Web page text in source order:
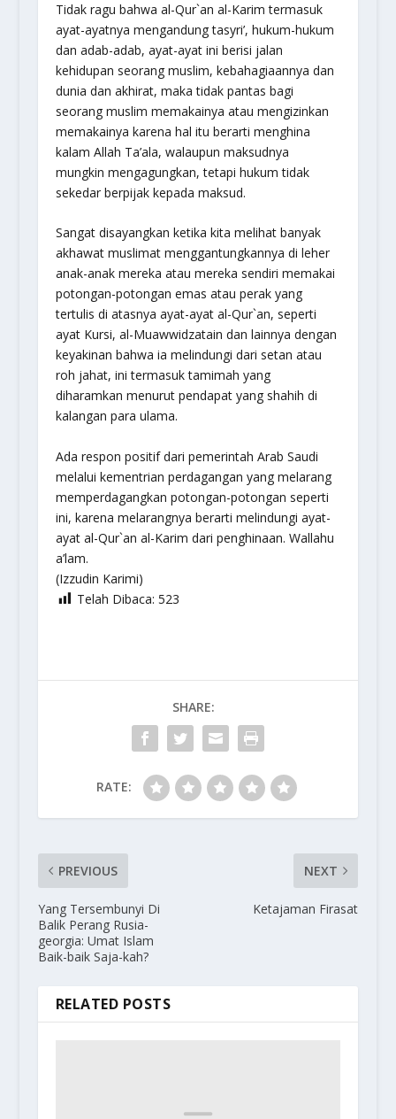
Tidak ragu bahwa al-Qur`an al-Karim termasuk
ayat-ayatnya mengandung tasyri’, hukum-hukum
dan adab-adab, ayat-ayat ini berisi jalan
kehidupan seorang muslim, kebahagiaannya dan
dunia dan akhirat, maka tidak pantas bagi
seorang muslim memakainya atau mengizinkan
memakainya karena hal itu berarti menghina
kalam Allah Ta’ala, walaupun maksudnya
mungkin mengagungkan, tetapi hukum tidak
sekedar berpijak kepada maksud.
Sangat disayangkan ketika kita melihat banyak
akhawat muslimat menggantungkannya di leher
anak-anak mereka atau mereka sendiri memakai
potongan-potongan emas atau perak yang
tertulis di atasnya ayat-ayat al-Qur`an, seperti
ayat Kursi, al-Muawwidzatain dan lainnya dengan
keyakinan bahwa ia melindungi dari setan atau
roh jahat, ini termasuk tamimah yang
diharamkan menurut pendapat yang shahih di
kalangan para ulama.
Ada respon positif dari pemerintah Arab Saudi
melalui kementrian perdagangan yang melarang
memperdagangkan potongan-potongan seperti
ini, karena melarangnya berarti melindungi ayat-
ayat al-Qur`an al-Karim dari penghinaan. Wallahu
a’lam.
(Izzudin Karimi)
Telah Dibaca: 523
SHARE:
RATE:
PREVIOUS
Yang Tersembunyi Di
Balik Perang Rusia-
georgia: Umat Islam
Baik-baik Saja-kah?
NEXT
Ketajaman Firasat
RELATED POSTS